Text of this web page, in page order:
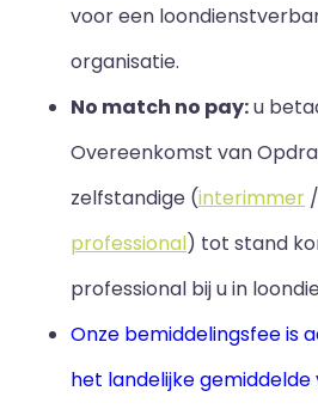
voor een
organisatie.
No match no pay:u
Overeenkomst van
zelfstandige (interimmer /
professional) tot stand
professional bij u in
Onze bemiddelingsfee is
het landelijke gemiddelde